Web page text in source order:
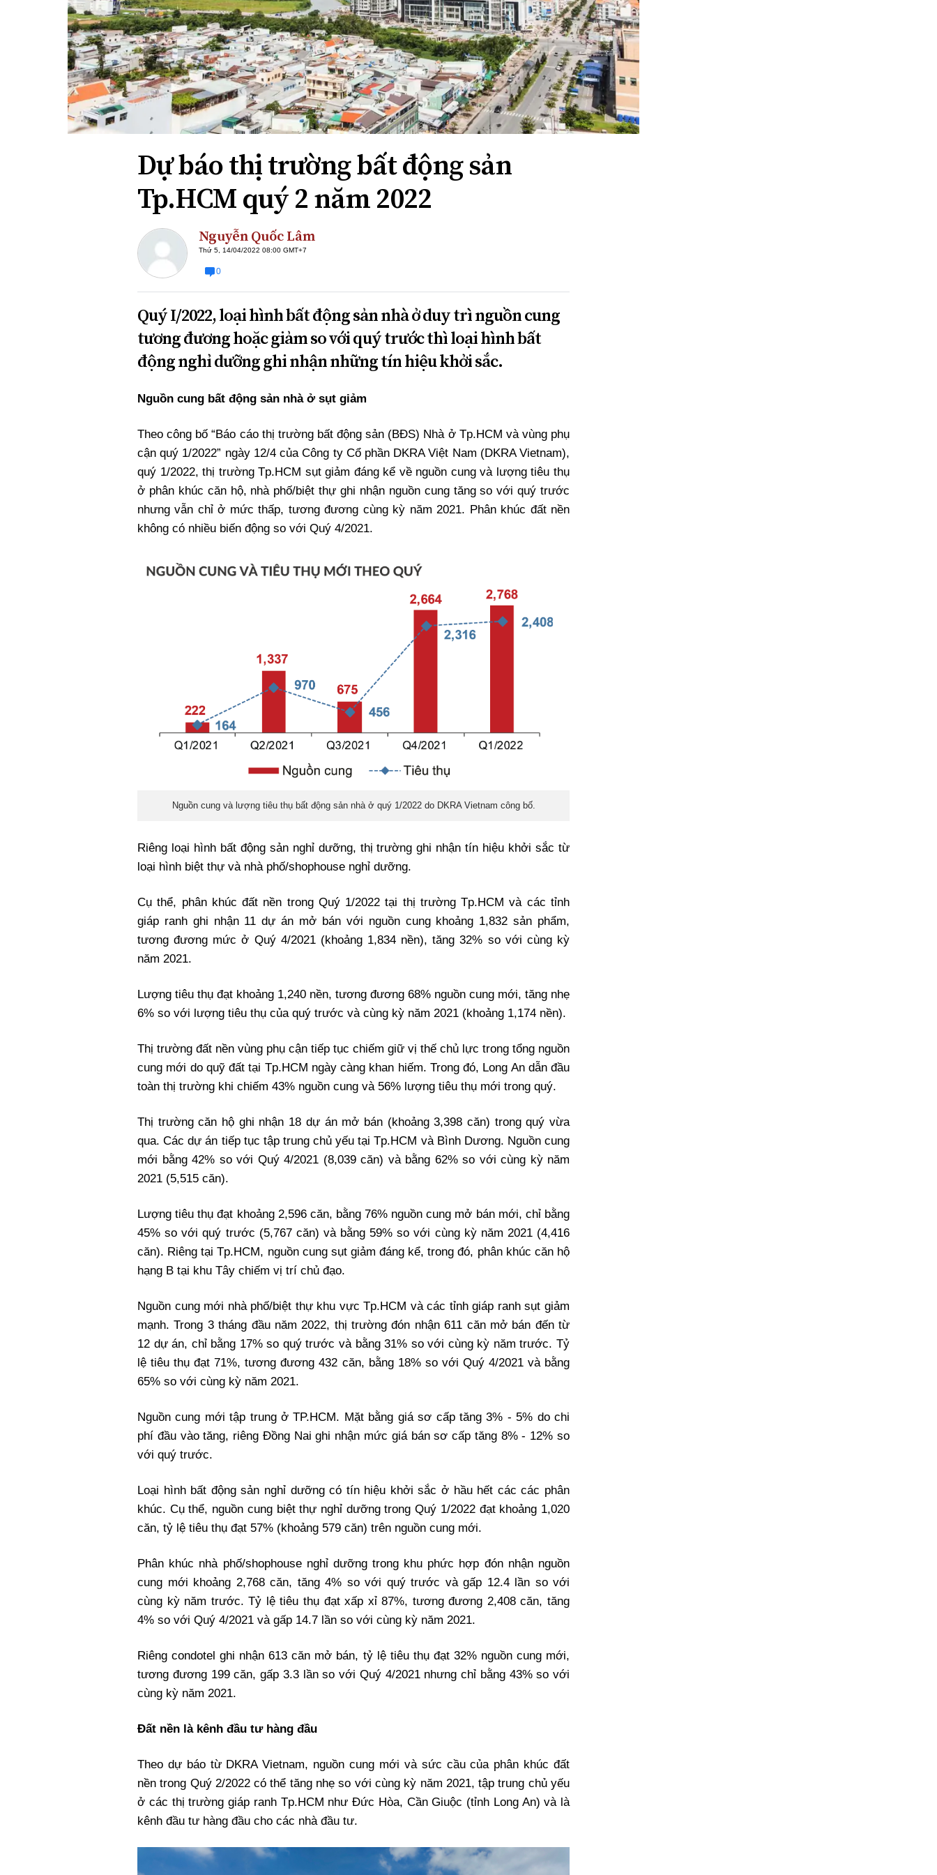
Xi nhan Trái Phải
Bạn đọc viết
Dự báo thị trường bất động sản
Tp.HCM quý 2 năm 2022
Nguyễn Quốc Lâm
Thứ 5, 14/04/2022 08:00 GMT+7
0
Quý I/2022, loại hình bất động sản nhà ở duy trì nguồn cung
tương đương hoặc giảm so với quý trước thì loại hình bất
động nghỉ dưỡng ghi nhận những tín hiệu khởi sắc.
Nguồn cung bất động sản nhà ở sụt giảm
Theo công bố “Báo cáo thị trường bất động sản (BĐS) Nhà ở Tp.HCM và vùng phụ
cận quý 1/2022” ngày 12/4 của Công ty Cổ phần DKRA Việt Nam (DKRA Vietnam),
quý 1/2022, thị trường Tp.HCM sụt giảm đáng kể về nguồn cung và lượng tiêu thụ
ở phân khúc căn hộ, nhà phố/biệt thự ghi nhận nguồn cung tăng so với quý trước
nhưng vẫn chỉ ở mức thấp, tương đương cùng kỳ năm 2021. Phân khúc đất nền
không có nhiều biến động so với Quý 4/2021.
Nguồn cung và lượng tiêu thụ bất động sản nhà ở quý 1/2022 do DKRA Vietnam công bố.
Riêng loại hình bất động sản nghỉ dưỡng, thị trường ghi nhận tín hiệu khởi sắc từ
loại hình biệt thự và nhà phố/shophouse nghỉ dưỡng.
Cụ thể, phân khúc đất nền trong Quý 1/2022 tại thị trường Tp.HCM và các tỉnh
giáp ranh ghi nhận 11 dự án mở bán với nguồn cung khoảng 1,832 sản phẩm,
tương đương mức ở Quý 4/2021 (khoảng 1,834 nền), tăng 32% so với cùng kỳ
năm 2021.
Lượng tiêu thụ đạt khoảng 1,240 nền, tương đương 68% nguồn cung mới, tăng nhẹ
6% so với lượng tiêu thụ của quý trước và cùng kỳ năm 2021 (khoảng 1,174 nền).
Thị trường đất nền vùng phụ cận tiếp tục chiếm giữ vị thế chủ lực trong tổng nguồn
cung mới do quỹ đất tại Tp.HCM ngày càng khan hiếm. Trong đó, Long An dẫn đầu
toàn thị trường khi chiếm 43% nguồn cung và 56% lượng tiêu thụ mới trong quý.
Thị trường căn hộ ghi nhận 18 dự án mở bán (khoảng 3,398 căn) trong quý vừa
qua. Các dự án tiếp tục tập trung chủ yếu tại Tp.HCM và Bình Dương. Nguồn cung
mới bằng 42% so với Quý 4/2021 (8,039 căn) và bằng 62% so với cùng kỳ năm
2021 (5,515 căn).
Lượng tiêu thụ đạt khoảng 2,596 căn, bằng 76% nguồn cung mở bán mới, chỉ bằng
45% so với quý trước (5,767 căn) và bằng 59% so với cùng kỳ năm 2021 (4,416
căn). Riêng tại Tp.HCM, nguồn cung sụt giảm đáng kể, trong đó, phân khúc căn hộ
hạng B tại khu Tây chiếm vị trí chủ đạo.
Nguồn cung mới nhà phố/biệt thự khu vực Tp.HCM và các tỉnh giáp ranh sụt giảm
mạnh. Trong 3 tháng đầu năm 2022, thị trường đón nhận 611 căn mở bán đến từ
12 dự án, chỉ bằng 17% so quý trước và bằng 31% so với cùng kỳ năm trước. Tỷ
lệ tiêu thụ đạt 71%, tương đương 432 căn, bằng 18% so với Quý 4/2021 và bằng
65% so với cùng kỳ năm 2021.
Nguồn cung mới tập trung ở TP.HCM. Mặt bằng giá sơ cấp tăng 3% - 5% do chi
phí đầu vào tăng, riêng Đồng Nai ghi nhận mức giá bán sơ cấp tăng 8% - 12% so
với quý trước.
Loại hình bất động sản nghỉ dưỡng có tín hiệu khởi sắc ở hầu hết các các phân
khúc. Cụ thể, nguồn cung biệt thự nghỉ dưỡng trong Quý 1/2022 đạt khoảng 1,020
căn, tỷ lệ tiêu thụ đạt 57% (khoảng 579 căn) trên nguồn cung mới.
Phân khúc nhà phố/shophouse nghỉ dưỡng trong khu phức hợp đón nhận nguồn
cung mới khoảng 2,768 căn, tăng 4% so với quý trước và gấp 12.4 lần so với
cùng kỳ năm trước. Tỷ lệ tiêu thụ đạt xấp xỉ 87%, tương đương 2,408 căn, tăng
4% so với Quý 4/2021 và gấp 14.7 lần so với cùng kỳ năm 2021.
Riêng condotel ghi nhận 613 căn mở bán, tỷ lệ tiêu thụ đạt 32% nguồn cung mới,
tương đương 199 căn, gấp 3.3 lần so với Quý 4/2021 nhưng chỉ bằng 43% so với
cùng kỳ năm 2021.
Đất nền là kênh đầu tư hàng đầu
Theo dự báo từ DKRA Vietnam, nguồn cung mới và sức cầu của phân khúc đất
nền trong Quý 2/2022 có thể tăng nhẹ so với cùng kỳ năm 2021, tập trung chủ yếu
ở các thị trường giáp ranh Tp.HCM như Đức Hòa, Cần Giuộc (tỉnh Long An) và là
kênh đầu tư hàng đầu cho các nhà đầu tư.